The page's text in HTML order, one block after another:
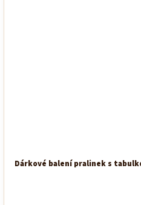
Dárkové balení pralinek s